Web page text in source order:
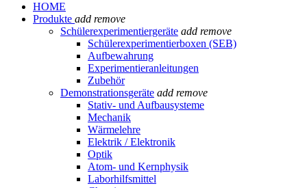
HOME
Produkte add remove
Schülerexperimentiergeräte add remove
Schülerexperimentierboxen (SEB)
Aufbewahrung
Experimentieranleitungen
Zubehör
Demonstrationsgeräte add remove
Stativ- und Aufbausysteme
Mechanik
Wärmelehre
Elektrik / Elektronik
Optik
Atom- und Kernphysik
Laborhilfsmittel